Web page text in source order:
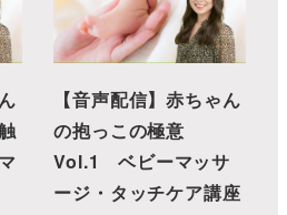
【音声配信】赤ちゃん
の抱っこの極意
Vol.1 ベビーマッサ
ージ・タッチケア講座